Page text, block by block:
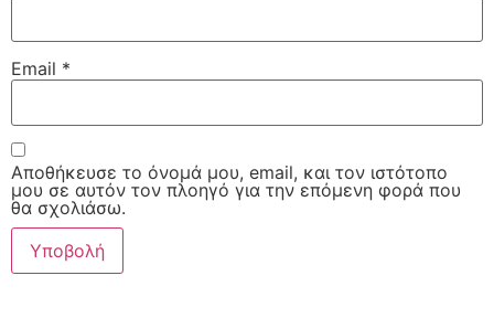
Email *
Αποθήκευσε το όνομά μου, email, και τον ιστότοπο
μου σε αυτόν τον πλοηγό για την επόμενη φορά που
θα σχολιάσω.